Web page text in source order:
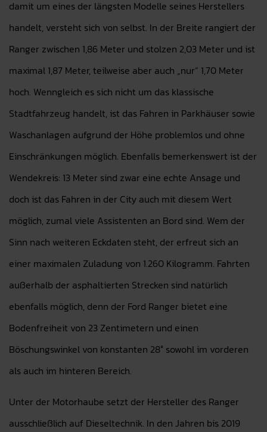
damit um eines der längsten Modelle seines Herstellers
handelt, versteht sich von selbst. In der Breite rangiert der
Ranger zwischen 1,86 Meter und stolzen 2,03 Meter und ist
maximal 1,87 Meter, teilweise aber auch „nur“ 1,70 Meter
hoch. Wenngleich es sich nicht um das klassische
Stadtfahrzeug handelt, ist das Fahren in Parkhäuser sowie
Waschanlagen aufgrund der Höhe problemlos und ohne
Einschränkungen möglich. Ebenfalls bemerkenswert ist der
Wendekreis: 13 Meter sind zwar eine echte Ansage und
doch ist das Fahren in der City auch mit diesem Wert
möglich, zumal viele Assistenten an Bord sind. Wem der
Sinn nach weiteren Eckdaten steht, der erfreut sich an
einer maximalen Zuladung von 1.260 Kilogramm. Fahrten
außerhalb der asphaltierten Strecken sind natürlich
ebenfalls möglich, denn der Ford Ranger bietet eine
Bodenfreiheit von 23 Zentimetern und einen
Böschungswinkel von konstanten 28° sowohl im vorderen
als auch im hinteren Bereich.
Unter der Motorhaube setzt der Hersteller des Ranger
ausschließlich auf Dieseltechnik. In den Jahren bis 2019